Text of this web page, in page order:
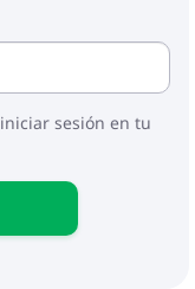
sesión en tu